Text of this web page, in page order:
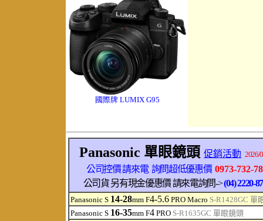
國際牌 LUMIX G95
Panasonic 單眼鏡頭促銷活動 2026/
公司控價 請來電 詢問超低優惠價 0973-732-
公司貨 另有現金優惠價 請來電詢問->(04) 2220-
Panasonic S 14-28mm F4-5.6PRO Macro S-R1428GC 單
Panasonic S 16-35mm F4PRO S-R1635GC 單眼鏡頭